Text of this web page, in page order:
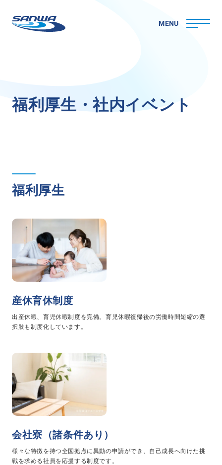
MENU
三和ペイントについて
取り組み
CSR
事業・サービス
外壁塗装
屋根塗装
いえもる
外壁のミカタ（塗り替え相談所）
住まい探しのミカタ
外壁セルフチェック
採用情報
メッセージ
数字でわかる三和ペイント
仕事紹介
キャリア形成
福利厚生・社内イベント
新卒採用
福利 厚生 ・社内イベン ト
福利厚生
産休育休制度
出産休暇、育児休暇制度を完備。育児休暇復帰後の労働時間短縮の選
択肢も制度化しています。
会社寮（諸条件あり）
様々な特徴を持つ全国拠点に異動の申請ができ、自己成長へ向けた挑
戦を求める社員を応援する制度です。